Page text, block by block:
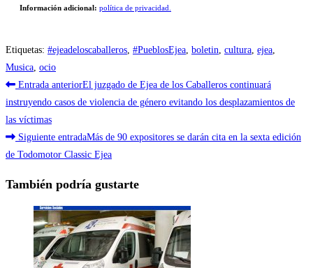
Información adicional: política de privacidad.
Etiquetas: #ejeadeloscaballeros #PueblosEjea boletin cultura ejea
Musica ocio
Leer
más
artículos
Entrada anteriorEl juzgado de Ejea de los Caballeros continuará
instruyendo casos de violencia de género evitando los desplazamientos de
las víctimas
Siguiente entradaMás de 90 expositores se darán cita en la sexta edición
de Todomotor Classic Ejea
También podría gustarte